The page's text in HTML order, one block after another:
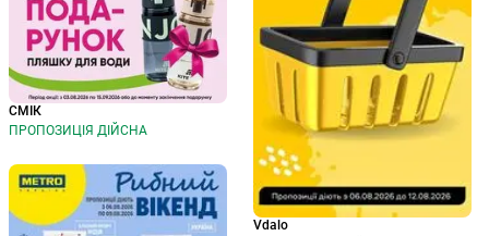
СМІК
ПРОПОЗИЦІЯ ДІЙСНА
Vdalo